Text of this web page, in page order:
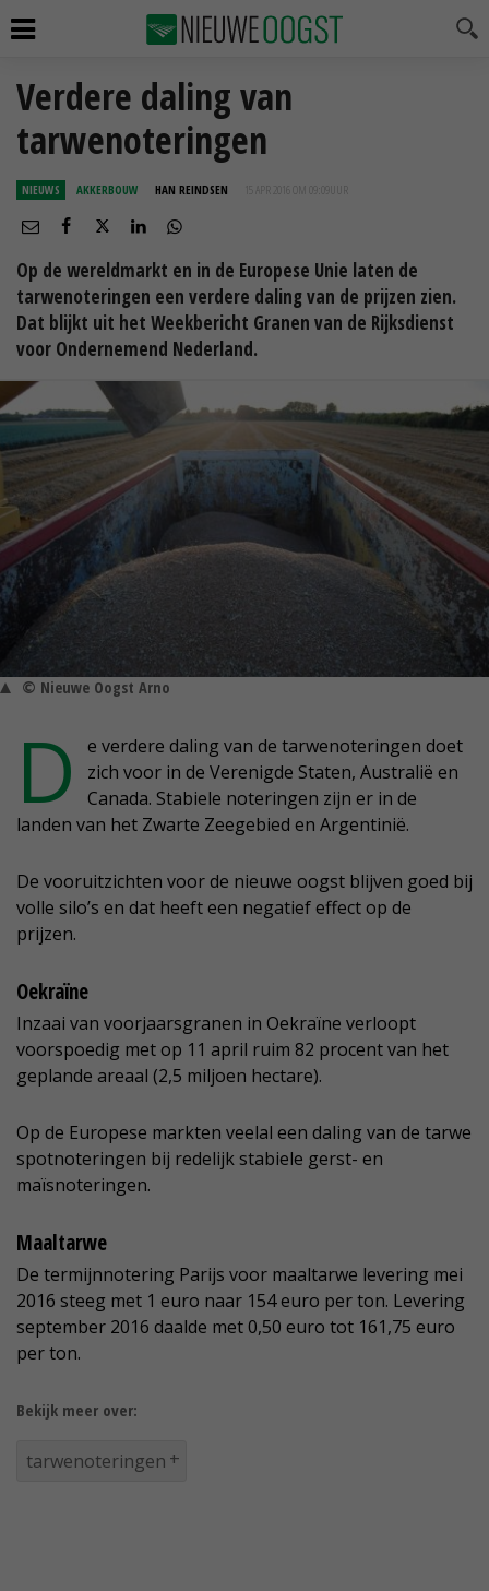
Verdere daling van
tarwenoteringen
NIEUWS AKKERBOUW HAN REINDSEN 15 APR 2016 OM 09:09
Op de wereldmarkt en in de Europese Unie laten de
tarwenoteringen een verdere daling van de prijzen zien.
Dat blijkt uit het Weekbericht Granen van de Rijksdienst
voor Ondernemend Nederland.
© Nieuwe Oogst Arno
D
e verdere daling van de tarwenoteringen doet
zich voor in de Verenigde Staten, Australië en
Canada. Stabiele noteringen zijn er in de
landen van het Zwarte Zeegebied en Argentinië.
De vooruitzichten voor de nieuwe oogst blijven goed bij
volle silo’s en dat heeft een negatief effect op de
prijzen.
Oekraïne
Inzaai van voorjaarsgranen in Oekraïne verloopt
voorspoedig met op 11 april ruim 82 procent van het
geplande areaal (2,5 miljoen hectare).
Op de Europese markten veelal een daling van de tarwe
spotnoteringen bij redelijk stabiele gerst- en
maïsnoteringen.
Maaltarwe
De termijnnotering Parijs voor maaltarwe levering mei
2016 steeg met 1 euro naar 154 euro per ton. Levering
september 2016 daalde met 0,50 euro tot 161,75 euro
per ton.
Bekijk meer over:
tarwenoteringen